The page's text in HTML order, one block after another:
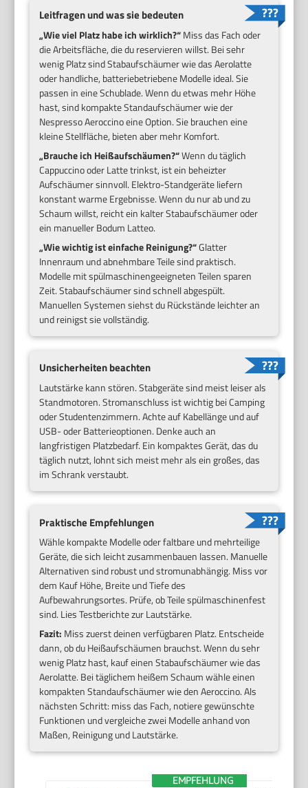
Leitfragen und was sie bedeuten
„Wie viel Platz habe ich wirklich?“Miss das Fach oder
die Arbeitsfläche, die du reservieren willst. Bei sehr
wenig Platz sind Stabaufschäumer wie das Aerolatte
oder handliche, batteriebetriebene Modelle ideal. Sie
passen in eine Schublade. Wenn du etwas mehr Höhe
hast, sind kompakte Standaufschäumer wie der
Nespresso Aeroccino eine Option. Sie brauchen eine
kleine Stellfläche, bieten aber mehr Komfort.
„Brauche ich Heißaufschäumen?“Wenn du täglich
Cappuccino oder Latte trinkst, ist ein beheizter
Aufschäumer sinnvoll. Elektro-Standgeräte liefern
konstant warme Ergebnisse. Wenn du nur ab und zu
Schaum willst, reicht ein kalter Stabaufschäumer oder
ein manueller Bodum Latteo.
„Wie wichtig ist einfache Reinigung?“Glatter
Innenraum und abnehmbare Teile sind praktisch.
Modelle mit spülmaschinengeeigneten Teilen sparen
Zeit. Stabaufschäumer sind schnell abgespült.
Manuellen Systemen siehst du Rückstände leichter an
und reinigst sie vollständig.
Unsicherheiten beachten
Lautstärke kann stören. Stabgeräte sind meist leiser als
Standmotoren. Stromanschluss ist wichtig bei Camping
oder Studentenzimmern. Achte auf Kabellänge und auf
USB- oder Batterieoptionen. Denke auch an
langfristigen Platzbedarf. Ein kompaktes Gerät, das du
täglich nutzt, lohnt sich meist mehr als ein großes, das
im Schrank verstaubt.
Praktische Empfehlungen
Wähle kompakte Modelle oder faltbare und mehrteilige
Geräte, die sich leicht zusammenbauen lassen. Manuelle
Alternativen sind robust und stromunabhängig. Miss vor
dem Kauf Höhe, Breite und Tiefe des
Aufbewahrungsortes. Prüfe, ob Teile spülmaschinenfest
sind. Lies Testberichte zur Lautstärke.
Fazit: Miss zuerst deinen verfügbaren Platz. Entscheide
dann, ob du Heißaufschäumen brauchst. Wenn du sehr
wenig Platz hast, kauf einen Stabaufschäumer wie das
Aerolatte. Bei täglichem heißem Schaum wähle einen
kompakten Standaufschäumer wie den Aeroccino. Als
nächsten Schritt: miss das Fach, notiere gewünschte
Funktionen und vergleiche zwei Modelle anhand von
Maßen, Reinigung und Lautstärke.
EMPFEHLUNG